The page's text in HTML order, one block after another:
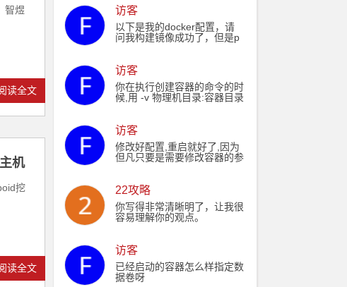
智煜
读全文
机
挖
读全文
访客
以下是我的docker配置，请
问我构建镜像成功了，但是p
ROM hub.sfjswl.com/basic/n
ode:14" ˃ ./Dockerfile echo
"RUN rpm -Uvh http://nginx.
org/packages/centos/7/noar
˃˃ ./Dockerfile echo "RUN y
um install -y nginx" ˃˃ ./Doc
kerfile echo "WORKDIR /ww
w" ˃˃ ./Dockerfile echo "CO
erfile #切换淘宝源避免yarn
安装pm2总是失败问题 echo
"RUN yarn config set registr
y https://registry.npm.taoba
y" ˃˃ ./Dockerfile echo "RUN
yarn && yarn global add pm
2" ˃˃ ./Dockerfile echo "COP
Y ./output/dist/html /usr/shar
访客
你在执行创建容器的命令的时
候,用 -v 物理机目录:容器目录
访客
修改好配置,重启就好了,因为
但凡只要是需要修改容器的参
22攻略
你写得非常清晰明了，让我很
容易理解你的观点。
访客
已经启动的容器怎么样指定数
据卷呀